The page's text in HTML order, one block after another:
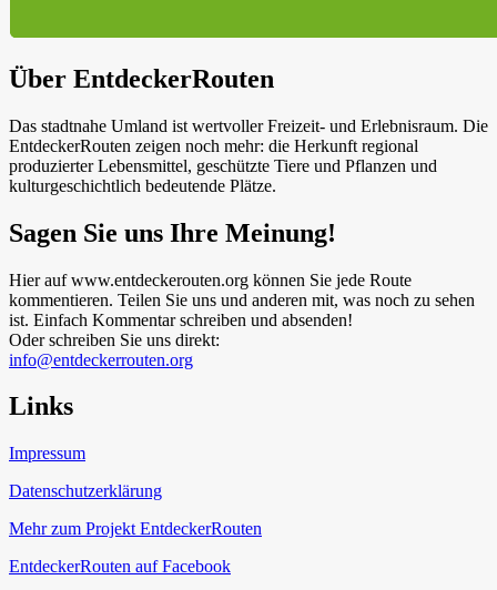
Über EntdeckerRouten
Das stadtnahe Umland ist wertvoller Freizeit- und Erlebnisraum. Die
EntdeckerRouten zeigen noch mehr: die Herkunft regional
produzierter Lebensmittel, geschützte Tiere und Pflanzen und
kulturgeschichtlich bedeutende Plätze.
Sagen Sie uns Ihre Meinung!
Hier auf www.entdeckerouten.org können Sie jede Route
kommentieren. Teilen Sie uns und anderen mit, was noch zu sehen
ist. Einfach Kommentar schreiben und absenden!
Oder schreiben Sie uns direkt:
info@entdeckerrouten.org
Links
Impressum
Datenschutzerklärung
Mehr zum Projekt EntdeckerRouten
EntdeckerRouten auf Facebook